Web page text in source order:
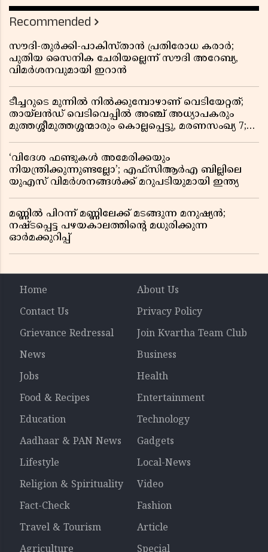
Recommended
സൗദി-തുർക്കി-പാകിസ്താൻ പ്രതിരോധ കരാർ;
പുതിയ സൈനിക ചേരിയല്ലെന്ന് സൗദി അറേബ്യ,
വിമർശനവുമായി ഇറാൻ
ടീച്ചറുടെ മുന്നിൽ നിൽക്കുമ്പോഴാണ് വെടിയേറ്റത്;
തായ്‌ലൻഡ് വെടിവെപ്പിൽ അഞ്ച് അധ്യാപകരും
മുത്തശ്ശീമുത്തശ്ശന്മാരും കൊല്ലപ്പെട്ടു, മരണസംഖ്യ 7;
‘വിദേശ ഫണ്ടുകൾ അമേരിക്കയും
നിയന്ത്രിക്കുന്നുണ്ടല്ലോ’; എഫ്സിആർഎ ബില്ലിലെ
യുഎസ് വിമർശനങ്ങൾക്ക് മറുപടിയുമായി ഇന്ത്യ
മണ്ണിൽ പിറന്ന് മണ്ണിലേക്ക് മടങ്ങുന്ന മനുഷ്യൻ;
നഷ്ടപ്പെട്ട പഴയകാലത്തിൻ്റെ മധുരിക്കുന്ന
ഓർമക്കുറിപ്പ്
Home
About Us
Contact Us
Privacy Policy
Grievance Redressal
Join Kvartha Team Club
News
Business
Jobs
Health
Food & Recipes
Entertainment
Education
Technology
Aadhaar & PAN News
Gadgets
Lifestyle
Local-News
Religion & Spirituality
Video
Fact-Check
Fashion
Travel & Tourism
Article
Agriculture
Special